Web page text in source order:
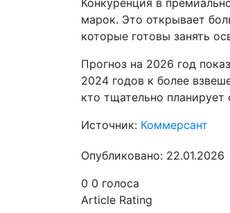
Конкуренция в
марок. Это открывает
которые готовы занять
Прогноз на 2026 год
2024 годов к более
кто тщательно
Источник: Коммерсант
Опубликовано: 22.01.2026
0 0 голоса
Article Rating